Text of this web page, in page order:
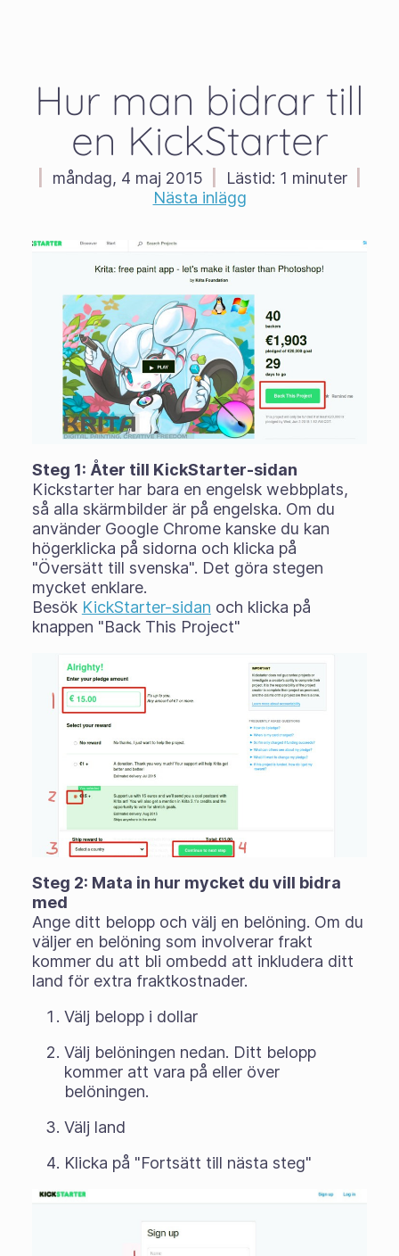
Hur man bidrar till
en KickStarter
måndag, 4 maj 2015 Lästid: 1 minuter
Nästa inlägg
Steg 1: Åter till KickStarter-sidan
Kickstarter har bara en engelsk webbplats,
så alla skärmbilder är på engelska. Om du
använder Google Chrome kanske du kan
högerklicka på sidorna och klicka på
"Översätt till svenska". Det göra stegen
mycket enklare.
Besök KickStarter-sidan och klicka på
knappen "Back This Project"
Steg 2: Mata in hur mycket du vill bidra
med
Ange ditt belopp och välj en belöning. Om du
väljer en belöning som involverar frakt
kommer du att bli ombedd att inkludera ditt
land för extra fraktkostnader.
Välj belopp i dollar
Välj belöningen nedan. Ditt belopp
kommer att vara på eller över
belöningen.
Välj land
Klicka på "Fortsätt till nästa steg"